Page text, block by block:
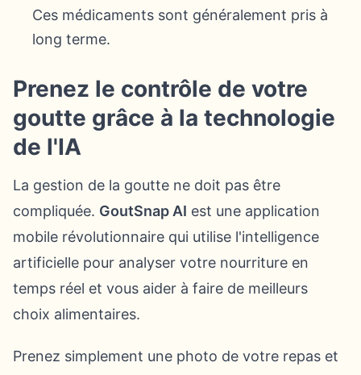
Ces médicaments sont généralement pris à
long terme.
Prenez le contrôle de votre
goutte grâce à la technologie
de l'IA
La gestion de la goutte ne doit pas être
compliquée. GoutSnap AI est une application
mobile révolutionnaire qui utilise l'intelligence
artificielle pour analyser votre nourriture en
temps réel et vous aider à faire de meilleurs
choix alimentaires.
Prenez simplement une photo de votre repas et